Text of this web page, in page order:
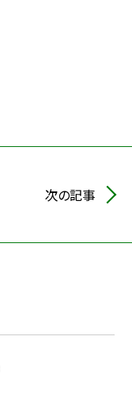
次の記事